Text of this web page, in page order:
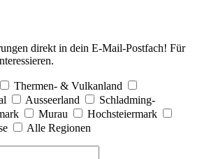
direkt in dein E-Mail-Postfach! Für
Thermen- & Vulkanland
Ausseerland
Schladming-
Murau
Hochsteiermark
Alle Regionen